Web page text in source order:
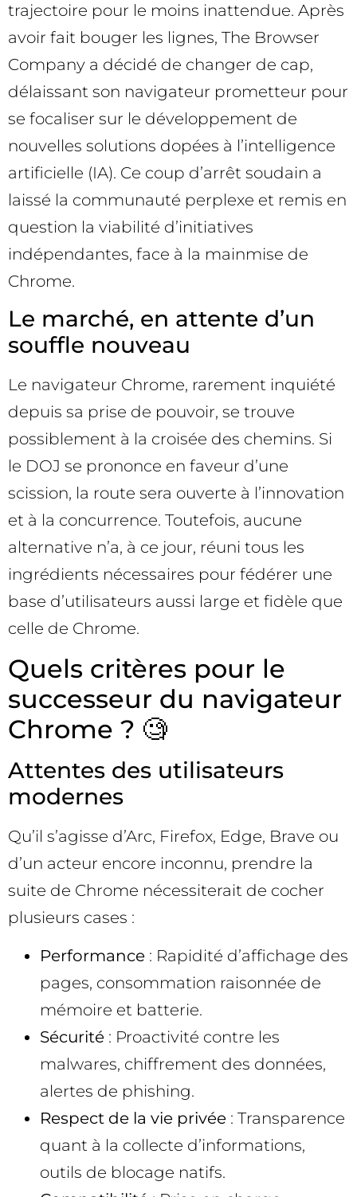
trajectoire pour le moins inattendue. Après
avoir fait bouger les lignes, The Browser
Company a décidé de changer de cap,
délaissant son navigateur prometteur pour
se focaliser sur le développement de
nouvelles solutions dopées à l’intelligence
artificielle (IA). Ce coup d’arrêt soudain a
laissé la communauté perplexe et remis en
question la viabilité d’initiatives
indépendantes, face à la mainmise de
Chrome.
Le marché, en attente d’un
souffle nouveau
Le navigateur Chrome, rarement inquiété
depuis sa prise de pouvoir, se trouve
possiblement à la croisée des chemins. Si
le DOJ se prononce en faveur d’une
scission, la route sera ouverte à l’innovation
et à la concurrence. Toutefois, aucune
alternative n’a, à ce jour, réuni tous les
ingrédients nécessaires pour fédérer une
base d’utilisateurs aussi large et fidèle que
celle de Chrome.
Quels critères pour le
successeur du navigateur
Chrome ? 🧐
Attentes des utilisateurs
modernes
Qu’il s’agisse d’Arc, Firefox, Edge, Brave ou
d’un acteur encore inconnu, prendre la
suite de Chrome nécessiterait de cocher
plusieurs cases :
Performance : Rapidité d’affichage des
pages, consommation raisonnée de
mémoire et batterie.
Sécurité : Proactivité contre les
malwares, chiffrement des données,
alertes de phishing.
Respect de la vie privée : Transparence
quant à la collecte d’informations,
outils de blocage natifs.